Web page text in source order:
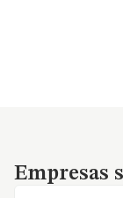
Empresas
Empresas